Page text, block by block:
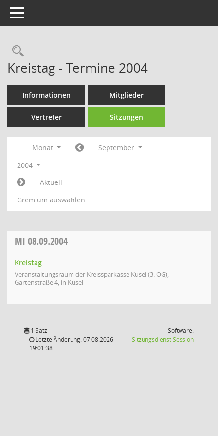
Toggle navigation
Rechercheauswahl
Kreistag - Termine 2004
Informationen Mitglieder
Vertreter Sitzungen
Monat
September
2004
Aktuell
Gremium auswählen
MI 08.09.2004
Kreistag
Veranstaltungsraum der Kreissparkasse Kusel (3. OG),
Gartenstraße 4, in Kusel
1 Satz
Letzte Änderung: 07.08.2026
19:01:38
Software:
SitzungsdienstSession(Wird in